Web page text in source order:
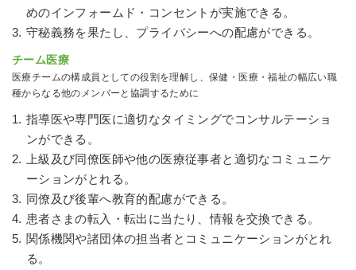
めのインフォームド・コンセントが実施できる。
守秘義務を果たし、プライバシーへの配慮ができる。
チーム医療
医療チームの構成員としての役割を理解し、保健・医療・福祉の幅広い職
種からなる他のメンバーと協調するために
指導医や専門医に適切なタイミングでコンサルテーショ
ンができる。
上級及び同僚医師や他の医療従事者と適切なコミュニケ
ーションがとれる。
同僚及び後輩へ教育的配慮ができる。
患者さまの転入・転出に当たり、情報を交換できる。
関係機関や諸団体の担当者とコミュニケーションがとれ
る。